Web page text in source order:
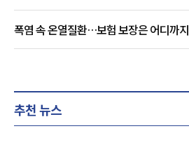
폭염 속 온열질환…보험 보장은 어디까지
추천 뉴스